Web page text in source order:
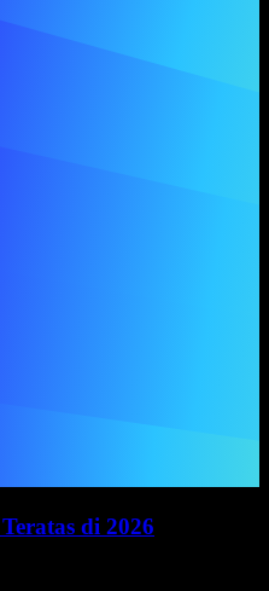
di 2026